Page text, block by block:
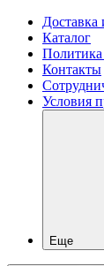
Доставка
Каталог
Контакты
Условия
Еще